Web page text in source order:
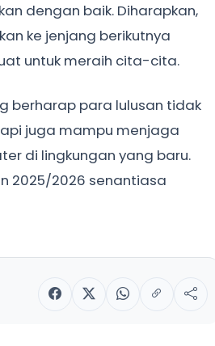
dengan baik. Diharapkan,
ke jenjang berikutnya
untuk meraih cita-cita.
berharap para lulusan tidak
juga mampu menjaga
di lingkungan yang baru.
2025/2026 senantiasa